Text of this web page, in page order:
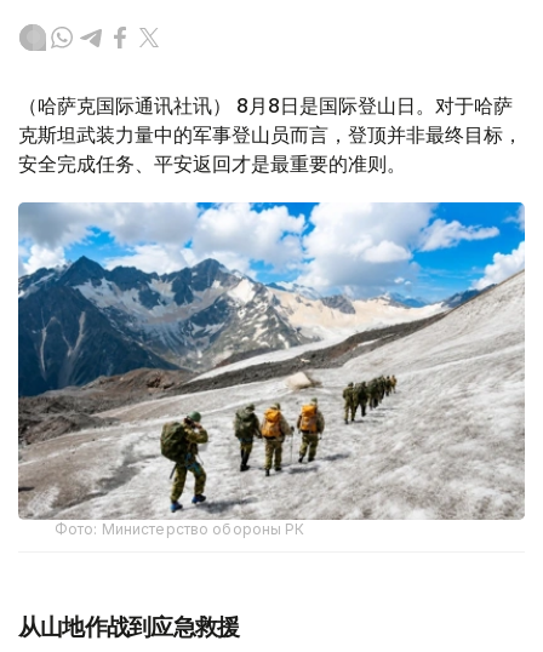
（哈萨克国际通讯社讯） 8月8日是国际登山日。对于哈萨
克斯坦武装力量中的军事登山员而言，登顶并非最终目标，
安全完成任务、平安返回才是最重要的准则。
Фото: Министерство обороны РК
从山地作战到应急救援